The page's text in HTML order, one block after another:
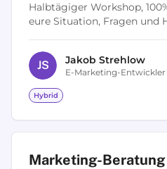
Halbtägiger Workshop,
eure Situation, Fragen und
ganztägiger Workshop
JS Jakob Strehlow
E-Marketing-Entwickler
Hybrid
Marketing-